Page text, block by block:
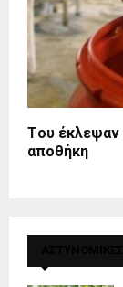
Tου έκλεψαν
αποθήκη